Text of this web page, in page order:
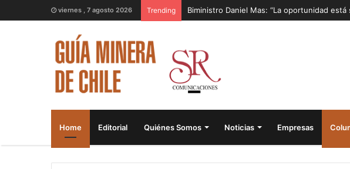
viernes , 7 agosto 2026 Trending Biministro Daniel Mas: “La oportunidad
Home Editorial Quiénes Somos Noticias Empresas